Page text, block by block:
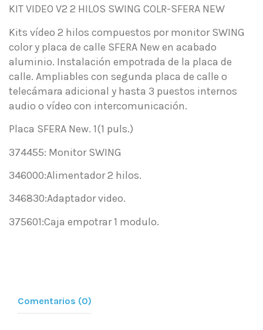
KIT VIDEO V2 2 HILOS SWING COLR-SFERA NEW
Kits vídeo 2 hilos compuestos por monitor SWING
color y placa de calle SFERA New en acabado
aluminio. Instalación empotrada de la placa de
calle. Ampliables con segunda placa de calle o
telecámara adicional y hasta 3 puestos internos
audio o vídeo con intercomunicación.
Placa SFERA New. 1(1 puls.)
374455: Monitor SWING
346000:Alimentador 2 hilos.
346830:Adaptador video.
375601:Caja empotrar 1 modulo.
Comentarios (0)